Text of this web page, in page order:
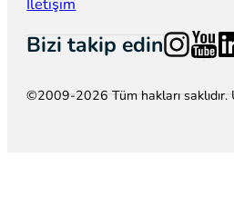
İletişim
Bizi takip edinFollow us
©2009-2026 Tüm hakları saklıdır.